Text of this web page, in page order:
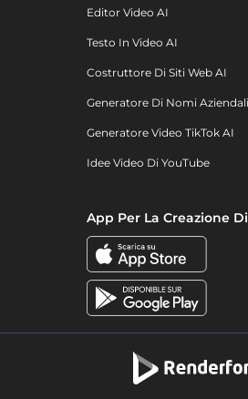
Editor Video AI
Testo In Video AI
Costruttore Di Siti Web AI
Generatore Di Nomi Aziendali
Generatore Video TikTok AI
Idee Video Di YouTube
App Per La Creazione